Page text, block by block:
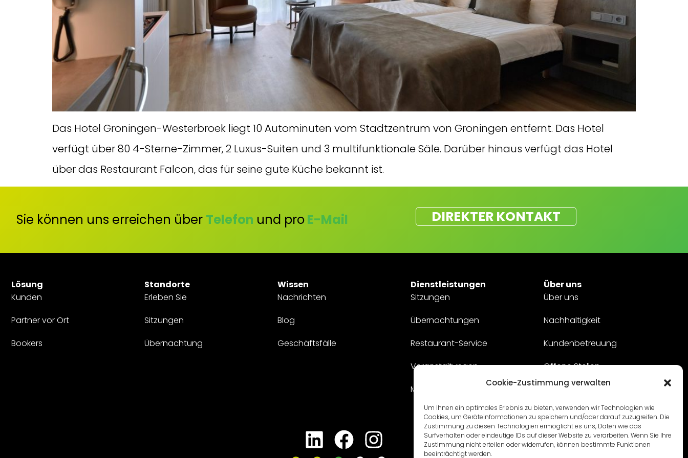
Cookie-Zustimmung verwalten
Um Ihnen ein optimales Erlebnis zu bieten, verwenden wir Technologien wie
Cookies, um Geräteinformationen zu speichern und/oder darauf zuzugreifen. Die
Zustimmung zu diesen Technologien ermöglicht es uns, Daten wie das
Surfverhalten oder eindeutige IDs auf dieser Website zu verarbeiten. Wenn Sie Ihre
Zustimmung nicht erteilen oder widerrufen, können bestimmte Funktionen
beeinträchtigt werden.
Das Hotel Groningen-Westerbroek liegt 10 Autominuten vom Stadtzentrum von Groningen entfernt. Das Hotel
verfügt über 80 4-Sterne-Zimmer, 2 Luxus-Suiten und 3 multifunktionale Säle. Darüber hinaus verfügt das Hotel
über das Restaurant Falcon, das für seine gute Küche bekannt ist.
Sie können uns erreichen über Telefon und proE-Mail DIREKTER KONTAKT
Lösung
Kunden
Partner vor Ort
Bookers
Standorte
Erleben Sie
Sitzungen
Übernachtung
Wissen
Nachrichten
Blog
Geschäftsfälle
Dienstleistungen
Sitzungen
Übernachtungen
Restaurant-Service
Veranstaltungen
Maßgeschneidert
Über uns
Über uns
Nachhaltigkeit
Kundenbetreuung
Offene Stellen
Kontakt